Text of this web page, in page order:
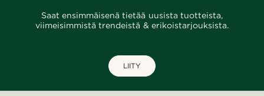
Saat ensimmäisenä tietää uusista tuotteista,
viimeisimmistä trendeistä & erikoistarjouksista.
LIITY